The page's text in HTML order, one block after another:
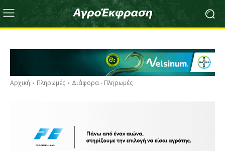
Αρχική Πληρωμές Διάφορα - Πληρωμές